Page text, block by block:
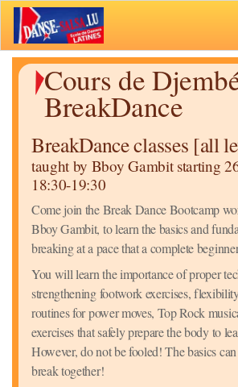
Cours de
BreakDance
BreakDance classes [all
taught by Bboy Gambit starting
18:30-19:30
Come join the Break Dance Bootcamp
Bboy Gambit, to learn the basics and
breaking at a pace that a complete
You will learn the importance of proper
strengthening footwork exercises,
routines for power moves, Top Rock
exercises that safely prepare the body to
However, do not be fooled! The basics can
break together!